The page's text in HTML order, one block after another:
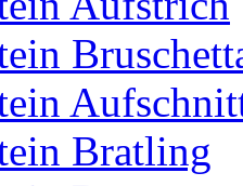
Bratling